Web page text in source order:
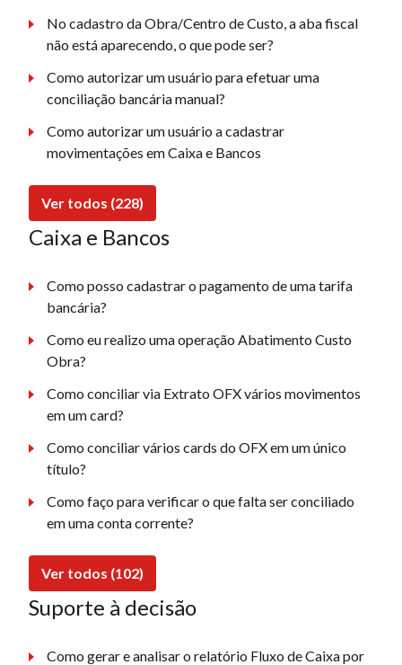
No cadastro da Obra/Centro de Custo, a aba fiscal
não está aparecendo, o que pode ser?
Como autorizar um usuário para efetuar uma
conciliação bancária manual?
Como autorizar um usuário a cadastrar
movimentações em Caixa e Bancos
Ver todos (228)
Caixa e Bancos
Como posso cadastrar o pagamento de uma tarifa
bancária?
Como eu realizo uma operação Abatimento Custo
Obra?
Como conciliar via Extrato OFX vários movimentos
em um card?
Como conciliar vários cards do OFX em um único
título?
Como faço para verificar o que falta ser conciliado
em uma conta corrente?
Ver todos (102)
Suporte à decisão
Como gerar e analisar o relatório Fluxo de Caixa por